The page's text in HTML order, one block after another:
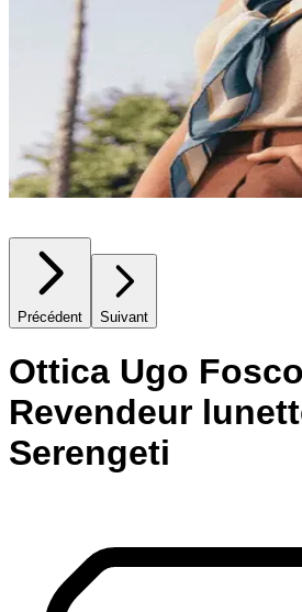
Précédent Suivant
Ottica Ugo
Revendeur
Serengeti